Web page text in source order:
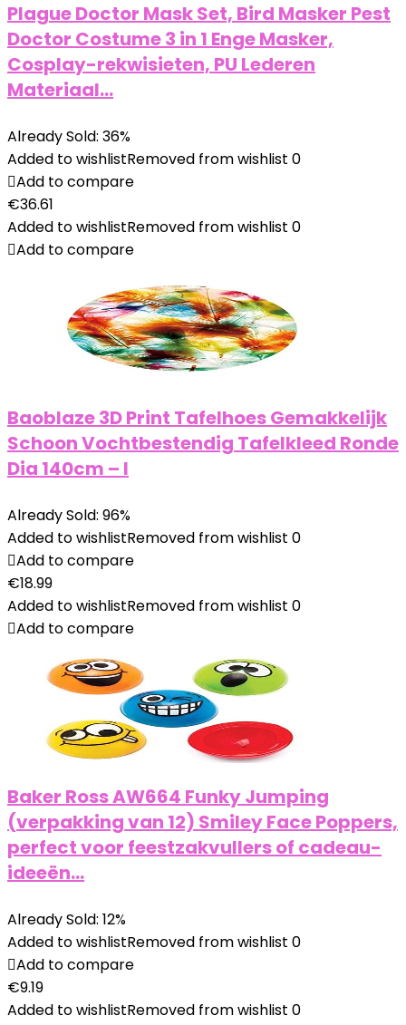
Plague Doctor Mask Set, Bird Masker Pest
Doctor Costume 3 in 1 Enge Masker,
Cosplay-rekwisieten, PU Lederen
Materiaal…
Already Sold: 36%
Added to wishlistRemoved from wishlist 0
Add to compare
€36.61
Added to wishlistRemoved from wishlist 0
Add to compare
Baoblaze 3D Print Tafelhoes Gemakkelijk
Schoon Vochtbestendig Tafelkleed Ronde
Dia 140cm – I
Already Sold: 96%
Added to wishlistRemoved from wishlist 0
Add to compare
€18.99
Added to wishlistRemoved from wishlist 0
Add to compare
Baker Ross AW664 Funky Jumping
(verpakking van 12) Smiley Face Poppers,
perfect voor feestzakvullers of cadeau-
ideeën…
Already Sold: 12%
Added to wishlistRemoved from wishlist 0
Add to compare
€9.19
Added to wishlistRemoved from wishlist 0